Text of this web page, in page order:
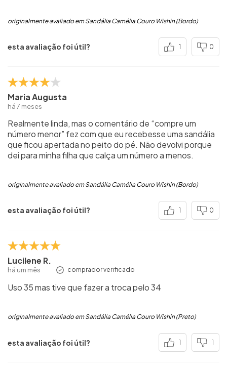
originalmente avaliado em Sandália Camélia Couro Wishin (Bordo)
esta avaliação foi útil? 1 0
Maria Augusta
há 7 meses
Realmente linda, mas o comentário de “compre um
número menor” fez com que eu recebesse uma sandália
que ficou apertada no peito do pé. Não devolvi porque
dei para minha filha que calça um número a menos.
originalmente avaliado em Sandália Camélia Couro Wishin (Bordo)
esta avaliação foi útil? 1 0
Lucilene R.
há um mês comprador verificado
Uso 35 mas tive que fazer a troca pelo 34
originalmente avaliado em Sandália Camélia Couro Wishin (Preto)
esta avaliação foi útil? 1 1